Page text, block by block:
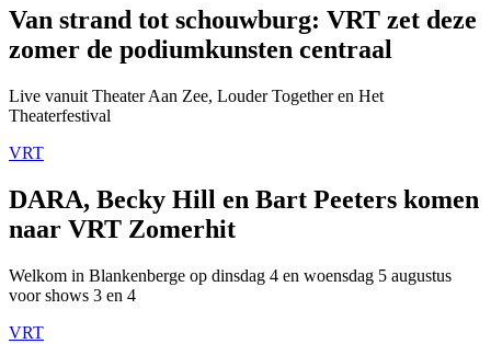
Van strand tot schouwburg: VRT zet deze
zomer de podiumkunsten centraal
Live vanuit Theater Aan Zee, Louder Together en Het
Theaterfestival
VRT
DARA, Becky Hill en Bart Peeters komen
naar VRT Zomerhit
Welkom in Blankenberge op dinsdag 4 en woensdag 5 augustus
voor shows 3 en 4
VRT